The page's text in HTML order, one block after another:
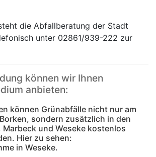
die Abfallberatung der Stadt
unter 02861/939-222 zur
können wir Ihnen
anbieten:
können Grünabfälle nicht nur am
sondern zusätzlich in den
und Weseke kostenlos
Hier zu sehen:
in Weseke.